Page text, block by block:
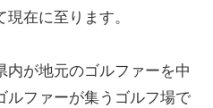
在に至ります。
内が地元のゴルファーを中
ルファーが集うゴルフ場で